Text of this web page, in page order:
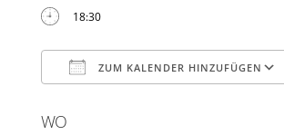
18:30
ZUM KALENDER HINZUFÜGEN
WO